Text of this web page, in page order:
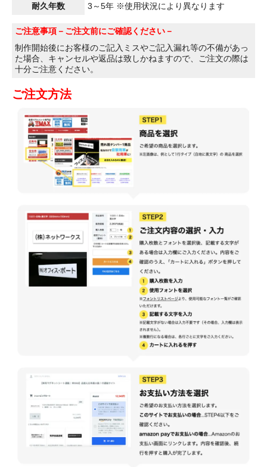
耐久年数
3～5年 ※使用状況により異なります
ご注意事項 －ご注文前にご確認ください－
制作開始後にお客様のご記入ミスやご記入漏れ等の不備があっ
た場合、キャンセルや返品は致しかねますので、ご注文の際は
十分ご注意ください。
ご注文方法